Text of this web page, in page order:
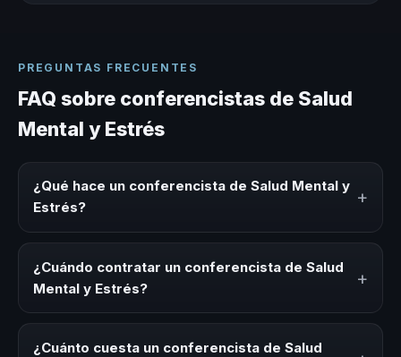
PREGUNTAS FRECUENTES
FAQ sobre conferencistas de Salud
Mental y Estrés
¿Qué hace un conferencista de Salud Mental y
Estrés?
+
que comparte conocimiento, estrategias y experiencias
sobre este tema en eventos corporativos, convenciones
y seminarios. Su objetivo es generar reflexión, inspiración
y herramientas aplicables para la audiencia.
¿Cuándo contratar un conferencista de Salud
Mental y Estrés?
+
Estrés para kick-offs, convenciones anuales, programas
¿Cuánto cuesta un conferencista de Salud